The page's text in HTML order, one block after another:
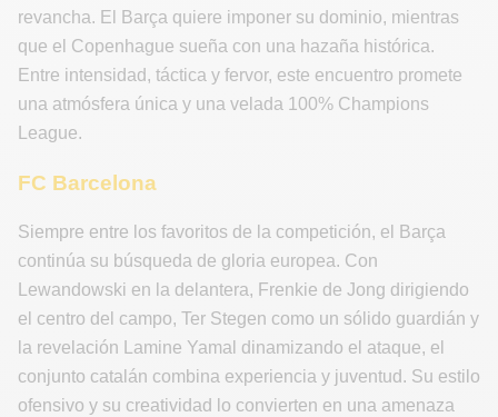
revancha. El Barça quiere imponer su dominio, mientras
que el Copenhague sueña con una hazaña histórica.
Entre intensidad, táctica y fervor, este encuentro promete
una atmósfera única y una velada 100% Champions
League.
FC Barcelona
Siempre entre los favoritos de la competición, el Barça
continúa su búsqueda de gloria europea. Con
Lewandowski en la delantera, Frenkie de Jong dirigiendo
el centro del campo, Ter Stegen como un sólido guardián y
la revelación Lamine Yamal dinamizando el ataque, el
conjunto catalán combina experiencia y juventud. Su estilo
ofensivo y su creatividad lo convierten en una amenaza